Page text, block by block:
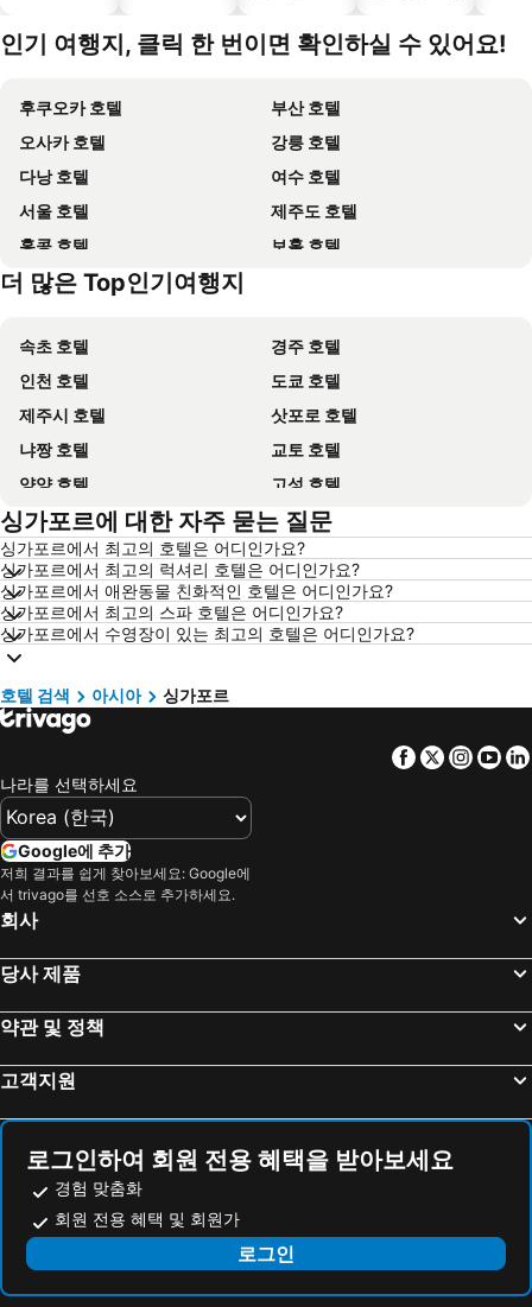
인기 여행지, 클릭 한 번이면 확인하실 수 있어요!
후쿠오카 호텔
부산 호텔
오사카 호텔
강릉 호텔
다낭 호텔
여수 호텔
서울 호텔
제주도 호텔
홍콩 호텔
보홀 호텔
강원도 호텔
더 많은 Top인기여행지
속초 호텔
경주 호텔
인천 호텔
도쿄 호텔
제주시 호텔
삿포로 호텔
냐짱 호텔
교토 호텔
양양 호텔
고성 호텔
대전 호텔
방콕 호텔
목포 호텔
포항 호텔
상하이 호텔
히로시마 호텔
평창 호텔
통영 호텔
괌 호텔
경기도 호텔
Phu Quoc 호텔
크로아티아 해안 호텔
Paris 호텔
말레이시아 호텔
헝가리 호텔
라치오 호텔
Hanoi region 호텔
경상북도 호텔
싱가포르에 대한 자주 묻는 질문
싱가포르에서 최고의 호텔은 어디인가요?
싱가포르에서 최고의 럭셔리 호텔은 어디인가요?
싱가포르에서 애완동물 친화적인 호텔은 어디인가요?
싱가포르에서 최고의 스파 호텔은 어디인가요?
싱가포르에서 수영장이 있는 최고의 호텔은 어디인가요?
호텔 검색 아시아 싱가포르
Facebook
Twitter
나라를 선택하세요
Google에 추가
저희 결과를 쉽게 찾아보세요: Google에
서 trivago를 선호 소스로 추가하세요.
회사
당사 제품
약관 및 정책
고객지원
로그인하여 회원 전용 혜택을 받아보세요
경험 맞춤화
회원 전용 혜택 및 회원가
로그인